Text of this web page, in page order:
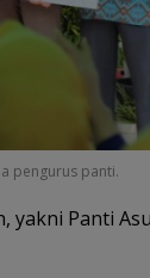
pengurus panti.
yakni Panti
Satgas
Kebun